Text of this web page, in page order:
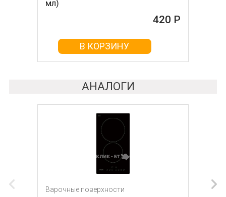
мл)
420 Р
В КОРЗИНУ
В КОРЗИНУ
АНАЛОГИ
Варочные поверхности
Варочные поверхности